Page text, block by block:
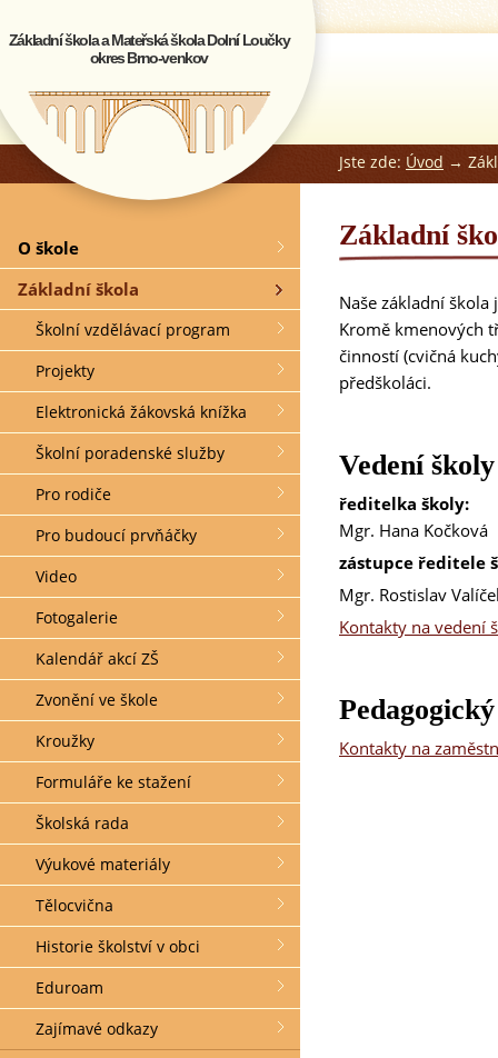
Základní škola a Mateřská škola Dolní Loučky
okres Brno-venkov
Jste zde: Úvod →
Základní
Naše základní
Kromě kmenových
činností (cvičná
předškoláci.
Vedení školy
ředitelka školy:
Mgr. Hana Kočková
zástupce ředitele
Mgr. Rostislav
Kontakty na vedení
Kontakty na
O škole
Základní škola
Školní vzdělávací program
Projekty
Elektronická žákovská knížka
Školní poradenské služby
Pro rodiče
Pro budoucí prvňáčky
Video
Fotogalerie
Kalendář akcí ZŠ
Zvonění ve škole
Kroužky
Formuláře ke stažení
Školská rada
Výukové materiály
Tělocvična
Historie školství v obci
Eduroam
Zajímavé odkazy